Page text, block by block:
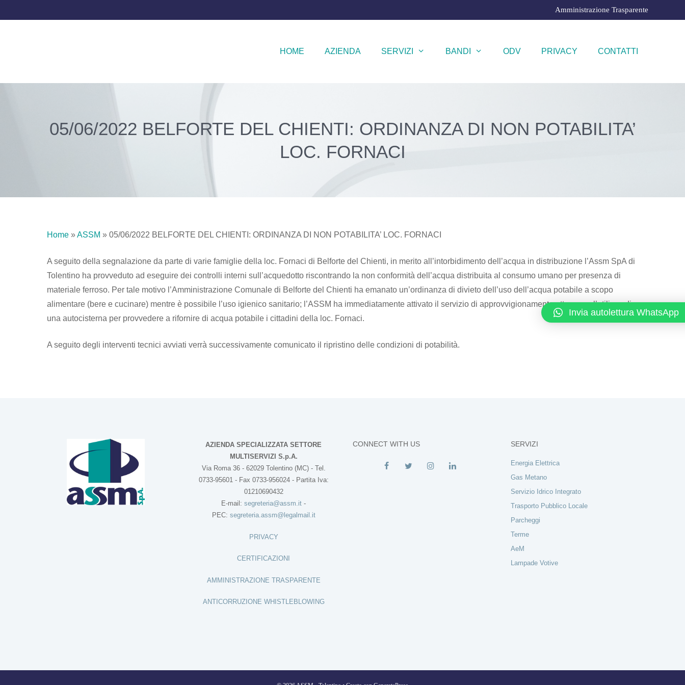
Amministrazione Trasparente
HOME AZIENDA SERVIZI BANDI ODV PRIVACY CONTATTI
05/06/2022 BELFORTE DEL CHIENTI: ORDINANZA DI NON POTABILITA’
LOC. FORNACI
Home »ASSM » 05/06/2022 BELFORTE DEL CHIENTI: ORDINANZA DI NON POTABILITA’ LOC. FORNACI
A seguito della segnalazione da parte di varie famiglie della loc. Fornaci di Belforte del Chienti, in merito all’intorbidimento dell’acqua in distribuzione l’Assm SpA di
Tolentino ha provveduto ad eseguire dei controlli interni sull’acquedotto riscontrando la non conformità dell’acqua distribuita al consumo umano per presenza di
materiale ferroso. Per tale motivo l’Amministrazione Comunale di Belforte del Chienti ha emanato un’ordinanza di divieto dell’uso dell’acqua potabile a scopo
alimentare (bere e cucinare) mentre è possibile l’uso igienico sanitario; l’ASSM ha immediatamente attivato il servizio di approvvigionamento attraverso l’utilizzo di
una autocisterna per provvedere a rifornire di acqua potabile i cittadini della loc. Fornaci.
A seguito degli interventi tecnici avviati verrà successivamente comunicato il ripristino delle condizioni di potabilità.
AZIENDA SPECIALIZZATA SETTORE
MULTISERVIZI S.p.A.
Via Roma 36 - 62029 Tolentino (MC) - Tel.
0733-95601 - Fax 0733-956024 - Partita Iva:
01210690432
E-mail: segreteria@assm.it -
PEC: segreteria.assm@legalmail.it
PRIVACY
CERTIFICAZIONI
AMMINISTRAZIONE TRASPARENTE
ANTICORRUZIONE WHISTLEBLOWING
CONNECT WITH US SERVIZI
Energia Elettrica
Gas Metano
Servizio Idrico Integrato
Trasporto Pubblico Locale
Parcheggi
Terme
AeM
Lampade Votive
Invia autolettura WhatsApp